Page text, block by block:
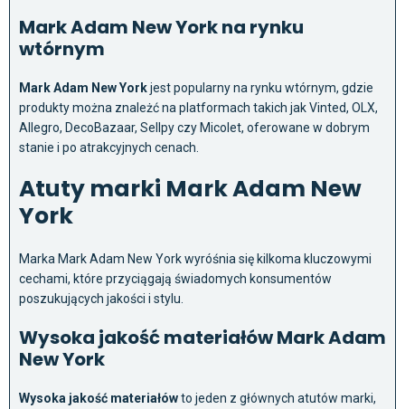
Mark Adam New York na rynku
wtórnym
Mark Adam New Yorkjest popularny na rynku wtórnym, gdzie
produkty można znależć na platformach takich jak Vinted, OLX,
Allegro, DecoBazaar, Sellpy czy Micolet, oferowane w dobrym
stanie i po atrakcyjnych cenach.
Atuty marki Mark Adam New
York
Marka Mark Adam New York wyróśnia się kilkoma kluczowymi
cechami, które przyciągają świadomych konsumentów
poszukujących jakości i stylu.
Wysoka jakość materiałów Mark Adam
New York
Wysoka jakość materiałówto jeden z głównych atutów marki,